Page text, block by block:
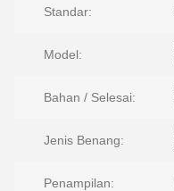
Standar:
Model:
Bahan / Selesai:
Jenis Benang:
Penampilan: